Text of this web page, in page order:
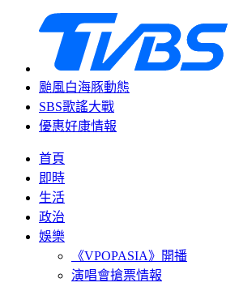
颱風白海豚動態
SBS歌謠大戰
優惠好康情報
首頁
即時
生活
政治
娛樂
《VPOPASIA》開播
演唱會搶票情報